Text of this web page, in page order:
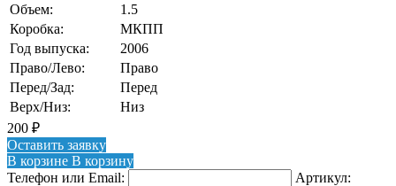
Объем:
1.5
Коробка:
МКПП
Год выпуска:
2006
Право/Лево:
Право
Перед/Зад:
Перед
Верх/Низ:
Низ
200 ₽
Оставить заявку
В корзине В корзину
Телефон или Email:
Артикул: